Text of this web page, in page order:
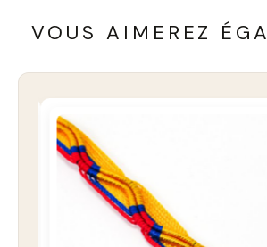
VOUS AIMEREZ